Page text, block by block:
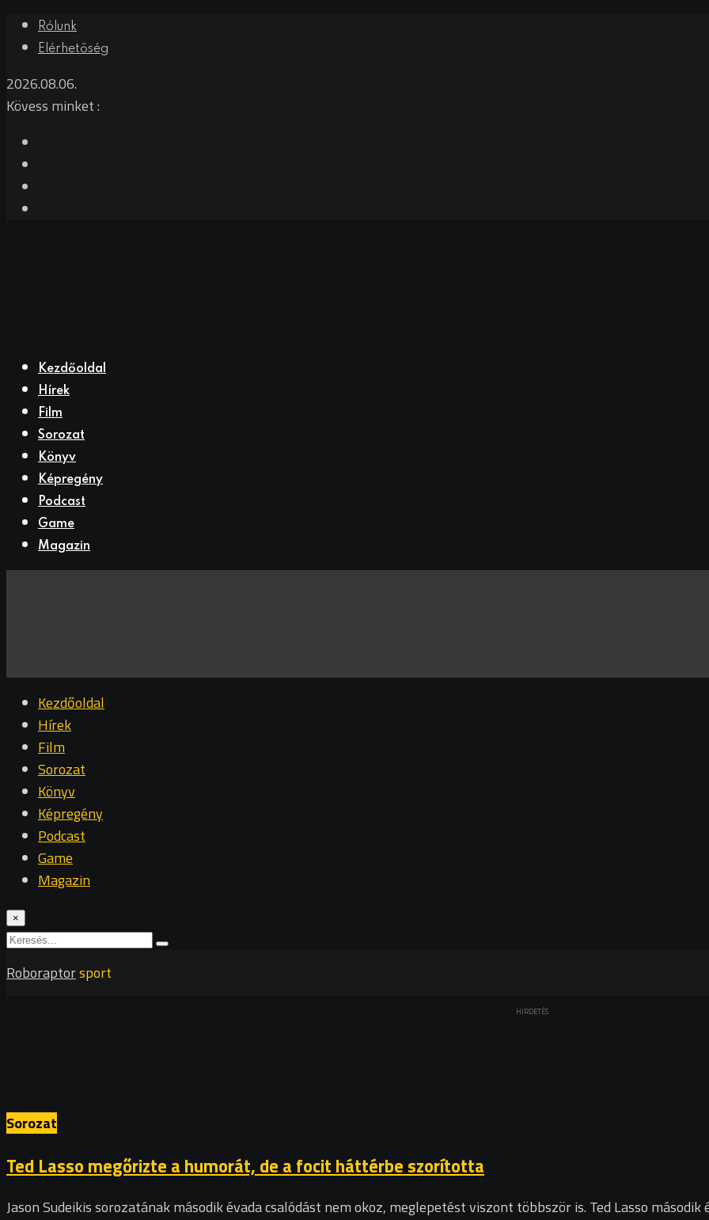
Skip
Rólunk
Elérhetőség
2026.08.06.
Kövess minket :
Kezdőoldal
Hírek
Film
Sorozat
Könyv
Képregény
Podcast
Game
Magazin
Kezdőoldal
Hírek
Film
Sorozat
Könyv
Képregény
Podcast
Game
Magazin
×
Roboraptorsport
HIRDETÉS
Sorozat
Ted Lasso megőrizte a humorát, de a focit háttérbe szorította
Jason Sudeikis sorozatának második évada csalódást nem okoz, meglepetést viszont többször is. Ted Lasso második